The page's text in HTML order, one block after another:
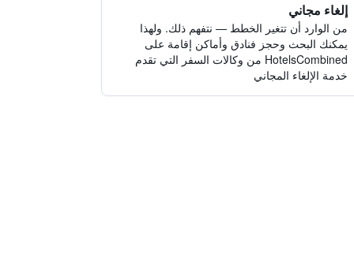
إلغاء مجاني
من الوارد أن تتغير الخطط — نتفهم ذلك. ولهذا
يمكنك البحث وحجز فنادق وأماكن إقامة على
HotelsCombined من وكالات السفر التي تقدم
خدمة الإلغاء المجاني